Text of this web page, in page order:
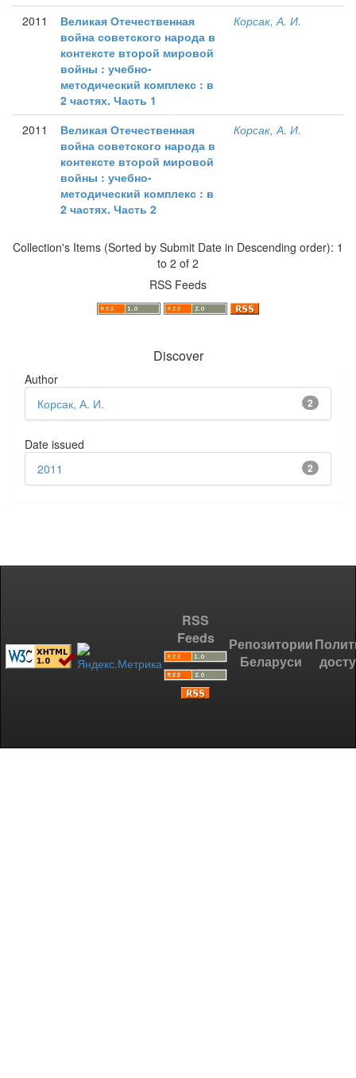
2011
Великая Отечественная
война советского народа в
контексте второй мировой
войны : учебно-
методический комплекс : в
2 частях. Часть 1
Корсак, А. И.
2011
Великая Отечественная
война советского народа в
контексте второй мировой
войны : учебно-
методический комплекс : в
2 частях. Часть 2
Корсак, А. И.
Collection's Items (Sorted by Submit Date in Descending order): 1
to 2 of 2
RSS Feeds
Discover
Author
2
Корсак, А. И.
Date issued
2
2011
RSS
Feeds
Репозитории
Беларуси